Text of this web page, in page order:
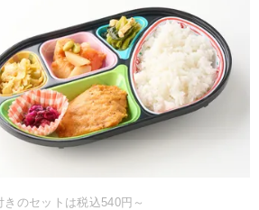
きのセットは税込540円～